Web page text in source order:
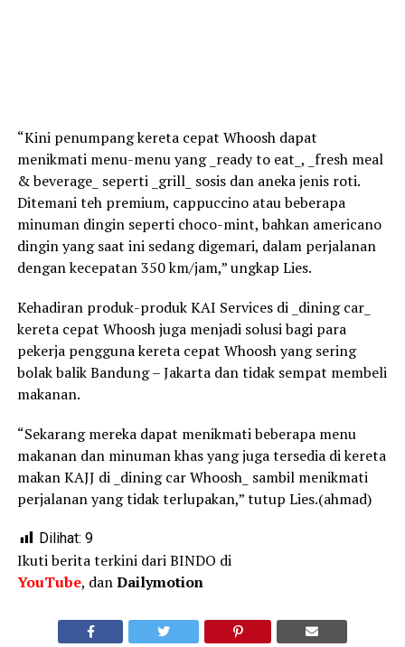
“Kini penumpang kereta cepat Whoosh dapat
menikmati menu-menu yang _ready to eat_, _fresh meal
& beverage_ seperti _grill_ sosis dan aneka jenis roti.
Ditemani teh premium, cappuccino atau beberapa
minuman dingin seperti choco-mint, bahkan americano
dingin yang saat ini sedang digemari, dalam perjalanan
dengan kecepatan 350 km/jam,” ungkap Lies.
Kehadiran produk-produk KAI Services di _dining car_
kereta cepat Whoosh juga menjadi solusi bagi para
pekerja pengguna kereta cepat Whoosh yang sering
bolak balik Bandung – Jakarta dan tidak sempat membeli
makanan.
“Sekarang mereka dapat menikmati beberapa menu
makanan dan minuman khas yang juga tersedia di kereta
makan KAJJ di _dining car Whoosh_ sambil menikmati
perjalanan yang tidak terlupakan,” tutup Lies.(ahmad)
Dilihat: 9
Ikuti berita terkini dari BINDO di
YouTube, danDailymotion